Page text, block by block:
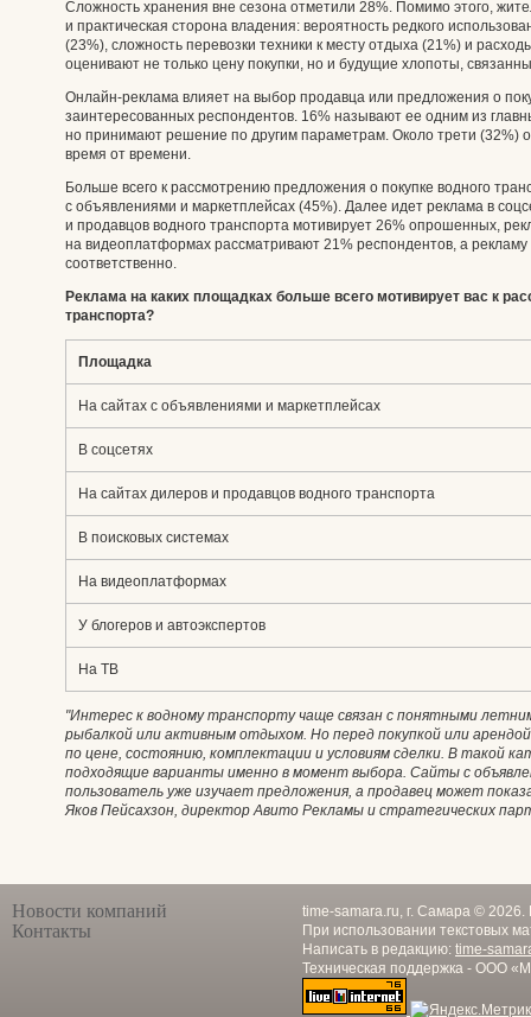
Сложность хранения вне сезона отметили 28%. Помимо этого,
и практическая сторона владения: вероятность редкого
(23%), сложность перевозки техники к месту отдыха (21%) и
оценивают не только цену покупки, но и будущие хлопоты,
Онлайн-реклама влияет на выбор продавца или предложения о
заинтересованных респондентов. 16% называют ее одним из
но принимают решение по другим параметрам. Около трети
время от времени.
Больше всего к рассмотрению предложения о покупке водного
с объявлениями и маркетплейсах (45%). Далее идет реклама в
и продавцов водного транспорта мотивирует 26% опрошенных,
на видеоплатформах рассматривают 21% респондентов, а рекламу
соответственно.
Реклама на каких площадках больше всего мотивирует вас к
транспорта?
Площадка
На сайтах с объявлениями и маркетплейсах
В соцсетях
На сайтах дилеров и продавцов водного транспорта
В поисковых системах
На видеоплатформах
У блогеров и автоэкспертов
На ТВ
"Интерес к водному транспорту чаще связан с понятными
рыбалкой или активным отдыхом. Но перед покупкой или
по цене, состоянию, комплектации и условиям сделки. В такой
подходящие варианты именно в момент выбора. Сайты с
пользователь уже изучает предложения, а продавец может
Яков Пейсахзон, директор Авито Рекламы и стратегических
Новости компаний
Контакты
time-samara.ru, г. Самара ©
При использовании текстовых
Написать в редакцию: time-
Техническая поддержка - ООО